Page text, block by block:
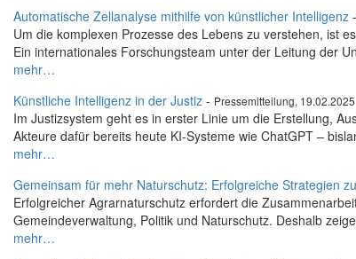
Automatische Zellanalyse mithilfe von künstlicher Intelligenz -
Um die komplexen Prozesse des Lebens zu verstehen, ist
Ein internationales Forschungsteam unter der Leitung der
mehr…
Künstliche Intelligenz in der Justiz - Pressemitteilung, 19.02.2025
Im Justizsystem geht es in erster Linie um die Erstellung,
Akteure dafür bereits heute KI-Systeme wie ChatGPT –
mehr…
Gemeinsam für mehr Naturschutz: Erfolgreiche Strategien
Erfolgreicher Agrarnaturschutz erfordert die
Gemeindeverwaltung, Politik und Naturschutz. Deshalb
mehr…